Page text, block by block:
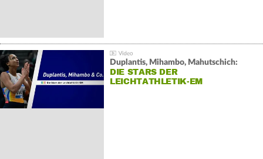
Duplantis, Mihambo, Mahutschich:
DIE STARS DER
LEICHTATHLETIK-EM